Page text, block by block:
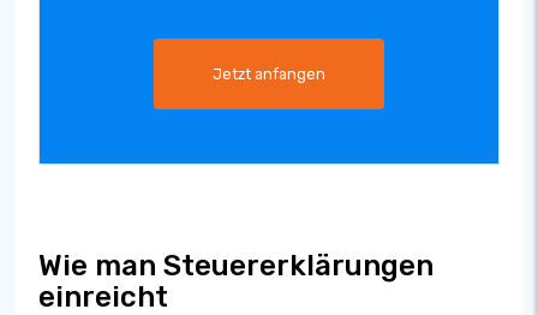
Jetzt anfangen
Wie man Steuererklärungen
einreicht